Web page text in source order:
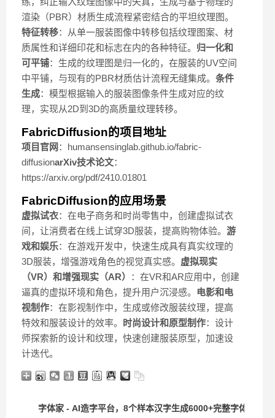
渲染（PBR）材质生成流程紧密结合的平坦纹理图。
特征转移：从单一服装图像中转移包括纹理图案、材
质属性和详细印花和标志在内的各种特征。 归一化和
可平铺：生成的纹理图是归一化的，在服装的UV空间
中平铺，与现有的PBR材质估计流程无缝集成。 条件
生成：模型根据输入的服装图像条件生成对应的纹
理，实现从2D到3D的高质量纹理转移。
FabricDiffusion的项目地址
项目官网 ：humansensinglab.github.io/fabric-
diffusionarXiv技术论文：
https://arxiv.org/pdf/2410.01801
FabricDiffusion的应用场景
虚拟试衣：在电子商务和时尚零售中，创建虚拟试衣
间，让消费者在线上试穿3D服装，提高购物体验。 游
戏和娱乐：在游戏开发中，快速生成具有真实纹理的
3D服装，增强游戏角色的视觉真实感。 虚拟现实
（VR）和增强现实（AR）
：在VR和AR应用中，创建
逼真的虚拟环境和角色，提升用户沉浸感。
电影和电
视制作：在影视制作中，生成或修改服装纹理，提高
特效和服装设计的效率。 时尚设计和原型制作：设计
师探索新的设计和纹理，快速创建服装原型，加速设
计迭代。
字体家 - AI造字平台，8个样本汉字生成6000+完整字体库